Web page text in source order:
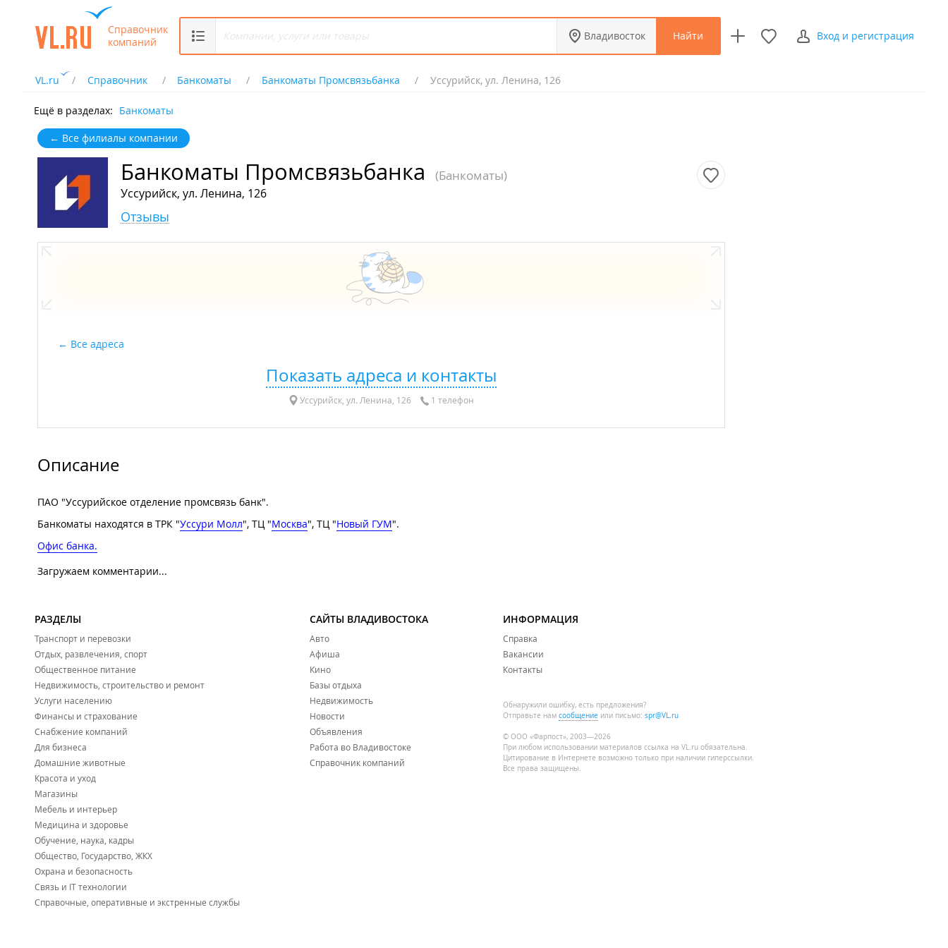
Справочник
компаний
Владивосток Найти Вход и регистрация
VL.ru Справочник Банкоматы Банкоматы Промсвязьбанка Уссурийск, ул. Ленина, 126
Ещё в разделах: Банкоматы
← Все филиалы компании
Банкоматы Промсвязьбанка (Банкоматы)
Уссурийск, ул. Ленина, 126
Отзывы
Все адреса
Показать адреса и контакты
Уссурийск, ул. Ленина, 126 1 телефон
Описание
ПАО "Уссурийское отделение промсвязь банк".
Банкоматы находятся в ТРК "Уссури Молл", ТЦ "Москва", ТЦ "Новый ГУМ".
Офис банка.
Загружаем комментарии...
РАЗДЕЛЫ
Транспорт и перевозки
Отдых, развлечения, спорт
Общественное питание
Недвижимость, строительство и ремонт
Услуги населению
Финансы и страхование
Снабжение компаний
Для бизнеса
Домашние животные
Красота и уход
Магазины
Мебель и интерьер
Медицина и здоровье
Обучение, наука, кадры
Общество, Государство, ЖКХ
Охрана и безопасность
Связь и IT технологии
Справочные, оперативные и экстренные службы
САЙТЫ ВЛАДИВОСТОКА
Авто
Афиша
Кино
Базы отдыха
Недвижимость
Новости
Объявления
Работа во Владивостоке
Справочник компаний
ИНФОРМАЦИЯ
Справка
Вакансии
Контакты
Обнаружили ошибку, есть предложения?
Отправьте нам сообщение или письмо: spr@VL.ru
© ООО «Фарпост», 2003—2026
При любом использовании материалов ссылка на VL.ru обязательна.
Цитирование в Интернете возможно только при наличии гиперссылки.
Все права защищены.